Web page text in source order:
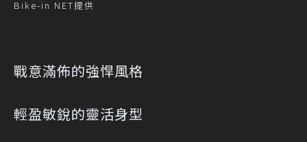
Bike-in NET提供
戰意滿佈的強悍風格
輕盈敏銳的靈活身型